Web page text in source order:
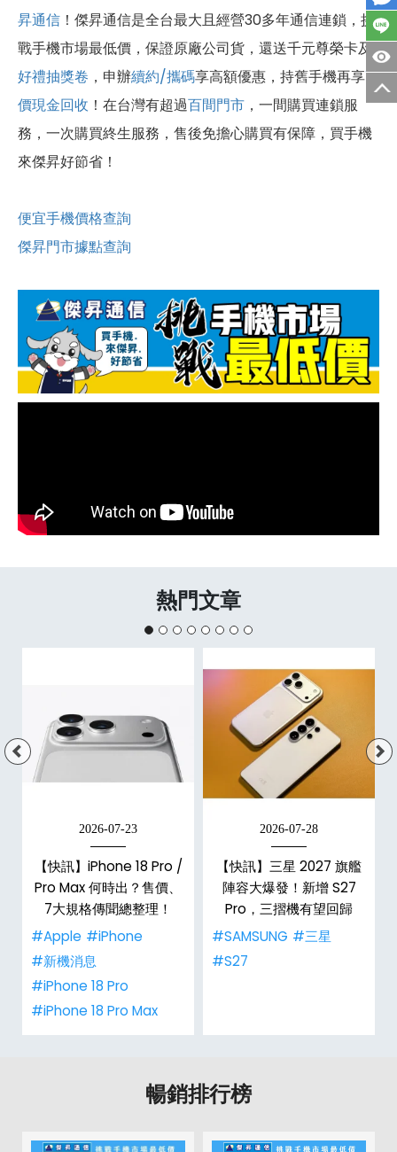
昇通信 ！傑昇通信是全台最大且經營30多年通信連鎖，挑
戰手機市場最低價，保證原廠公司貨，還送千元尊榮卡及
好禮抽獎卷 ，申辦續約/攜碼享高額優惠，持舊手機再享高
價現金回收 ！ 在台灣有超過百間門市 ，一間購買連鎖服
務，一次購買終生服務，售後免擔心購買有保障，買手機
來傑昇好節省！
便宜手機價格查詢
傑昇門市據點查詢
熱門文章
2026-07-23
【快訊】iPhone 18 Pro /
Pro Max 何時出？售價、
7大規格傳聞總整理！
#Apple #iPhone
#新機消息
#iPhone 18 Pro
#iPhone 18 Pro Max
2026-07-28
【快訊】三星 2027 旗艦
陣容大爆發！新增 S27
Pro，三摺機有望回歸
#SAMSUNG #三星
#S27
暢銷排行榜